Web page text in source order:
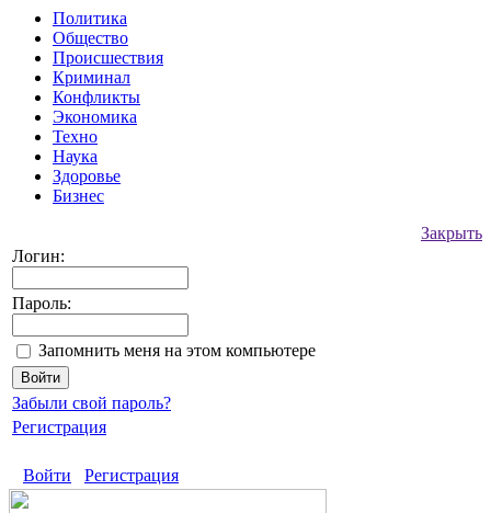
Политика
Общество
Происшествия
Криминал
Конфликты
Экономика
Техно
Наука
Здоровье
Бизнес
Закрыть
Логин:
Пароль:
Запомнить меня на этом компьютере
Забыли свой пароль?
Регистрация
Войти Регистрация